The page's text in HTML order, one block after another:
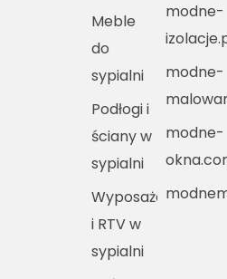
Meble
do
sypialni
Podłogi i
ściany w
sypialni
Wyposażenie
i RTV w
sypialni
modne-
modne-
modne-